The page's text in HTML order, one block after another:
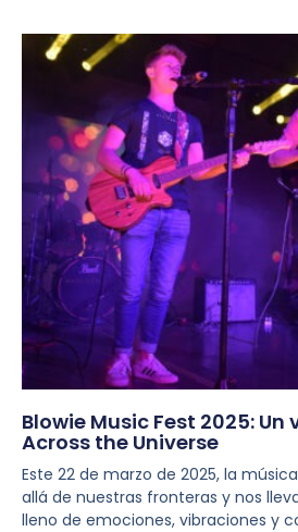
Blowie Music Fest 2025:
Across the Universe
Este 22 de marzo de 2025, la
allá de nuestras fronteras y nos
lleno de emociones, vibraciones y